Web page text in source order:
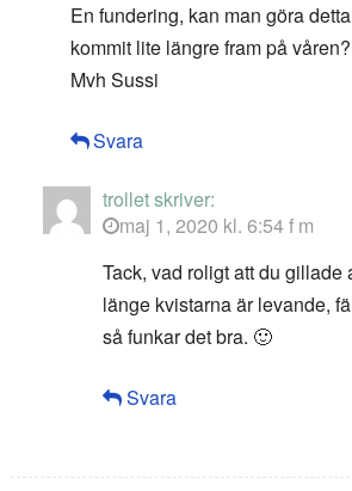
En fundering, kan man göra
kommit lite längre fram på våren?
Mvh Sussi
Svara
trolletskriver:
maj 1, 2020 kl. 6:54 f m
Tack, vad roligt att du gillade
länge kvistarna är levande,
så funkar det bra. 🙂
Svara